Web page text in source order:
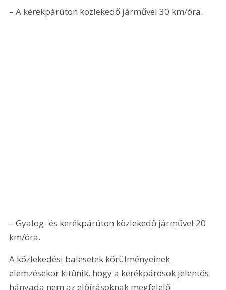
– A kerékpárúton közlekedő járművel 30 km/óra.
– Gyalog- és kerékpárúton közlekedő járművel 20
km/óra.
A közlekedési balesetek körülményeinek
elemzésekor kitűnik, hogy a kerékpárosok jelentős
hányada nem az előírásoknak megfelelő